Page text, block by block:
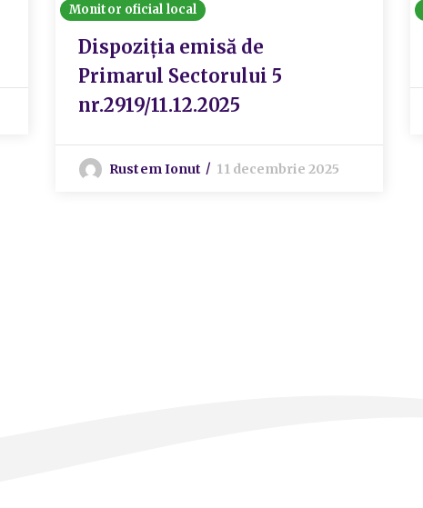
Monitor oficial local
Dispoziția emisă de
Primarul Sectorului 5
nr.2919/11.12.2025
Rustem Ionut 11 decembrie 2025